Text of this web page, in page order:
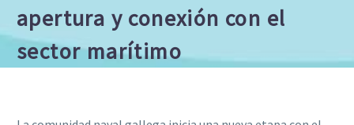
apertura y conexión con el
sector marítimo